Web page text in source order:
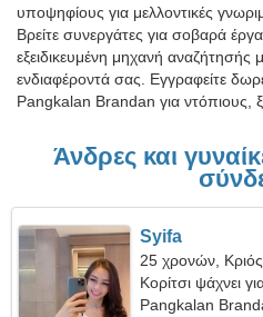
υποψηφίους για μελλοντικές
Βρείτε συνεργάτες για σοβαρά
εξειδικευμένη μηχανή αναζήτησής
ενδιαφέροντά σας. Εγγραφείτε
Pangkalan Brandan για ντόπιους,
Άνδρες και
Syifa
25 χρονών, Κριός
Κορίτσι ψάχνει
Pangkalan